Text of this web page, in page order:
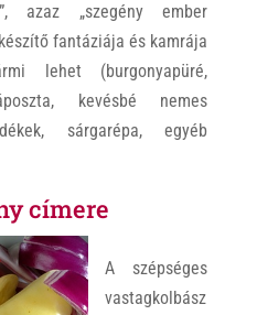
azaz „szegény ember
fantáziája és kamrája
lehet (burgonyapüré,
kevésbé nemes
sárgarépa, egyéb
címere
A szépséges
vastagkolbász